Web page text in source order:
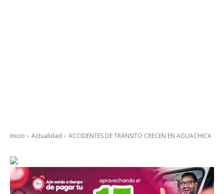
Inicio Actualidad ACCIDENTES DE TRÁNSITO CRECEN EN AGUACHICA